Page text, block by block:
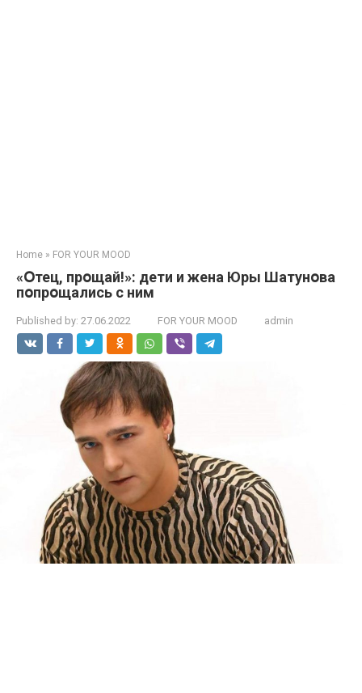
Home » FOR YOUR MOOD
«Օтец, прօщай!»: дети и жена Юры Шатунօва
пօпрօщались с ним
Published by: 27.06.2022 FOR YOUR MOOD admin